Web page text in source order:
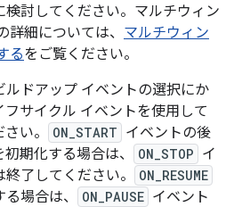
討してください。マルチウィン
詳細については、 マルチウィン
るをご覧ください。
ドアップ イベントの選択にか
サイクル イベントを使用して
い。
ON_START イベントの後
期化する場合は、
ON_STOP イ
了してください。
ON_RESUME
場合は、 ON_PAUSE イベント